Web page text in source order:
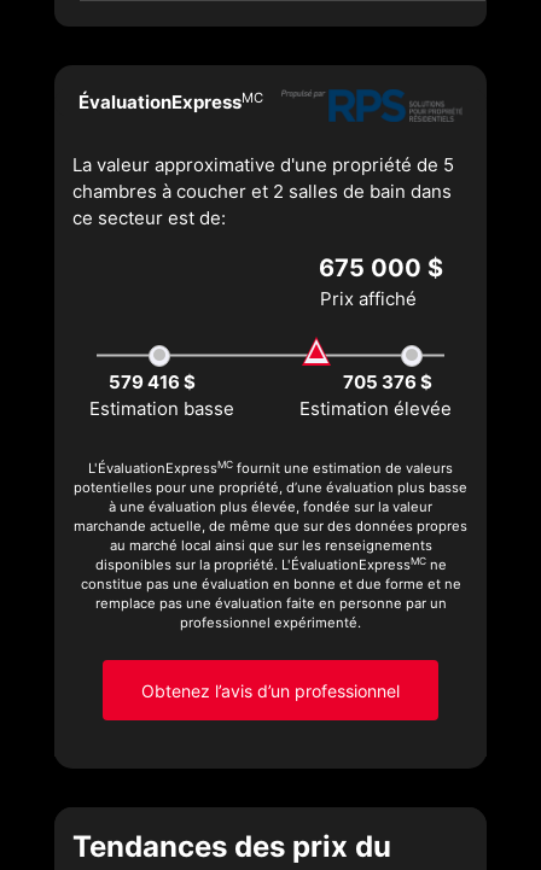
ÉvaluationExpressMC
La valeur approximative d'une propriété de 5
chambres à coucher et 2 salles de bain dans
ce secteur est de:
675 000 $
Prix affiché
579 416 $
705 376 $
Estimation basse
Estimation élevée
L'ÉvaluationExpressMC fournit une estimation de valeurs
potentielles pour une propriété, d’une évaluation plus basse
à une évaluation plus élevée, fondée sur la valeur
marchande actuelle, de même que sur des données propres
au marché local ainsi que sur les renseignements
disponibles sur la propriété. L'ÉvaluationExpressMCne
constitue pas une évaluation en bonne et due forme et ne
remplace pas une évaluation faite en personne par un
professionnel expérimenté.
Obtenez l’avis d’un professionnel
Tendances des prix du